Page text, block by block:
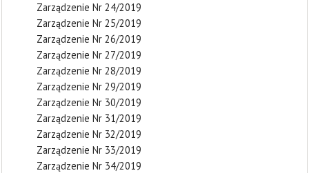
Zarządzenie Nr 24/2019
Zarządzenie Nr 25/2019
Zarządzenie Nr 26/2019
Zarządzenie Nr 27/2019
Zarządzenie Nr 28/2019
Zarządzenie Nr 29/2019
Zarządzenie Nr 30/2019
Zarządzenie Nr 31/2019
Zarządzenie Nr 32/2019
Zarządzenie Nr 33/2019
Zarządzenie Nr 34/2019